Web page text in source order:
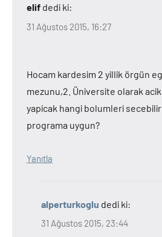
elif dedi ki:
31 Ağustos 2015, 16:27
Hocam kardesim 2 yillik örgün
mezunu,2. Üniversite olarak
yapicak hangi bolumleri
programa uygun?
Yanıtla
alperturkoglu dedi ki:
31 Ağustos 2015, 23:44